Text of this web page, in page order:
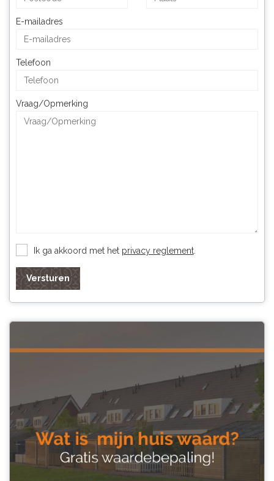
E-mailadres
Telefoon
Vraag/Opmerking
Ik ga akkoord met het privacy reglement.
Versturen